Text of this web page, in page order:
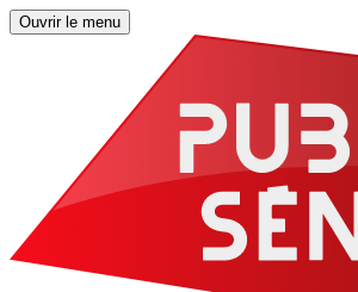
Ouvrir le menu